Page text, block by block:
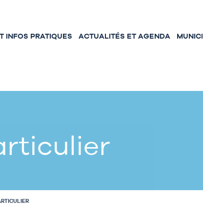
INFOS PRATIQUES ACTUALITÉS ET AGENDA